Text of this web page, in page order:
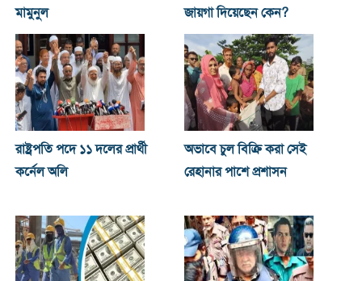
মামুনুল
জায়গা দিয়েছেন কেন?
রাষ্ট্রপতি পদে ১১ দলের প্রার্থী
কর্নেল অলি
অভাবে চুল বিক্রি করা সেই
রেহানার পাশে প্রশাসন